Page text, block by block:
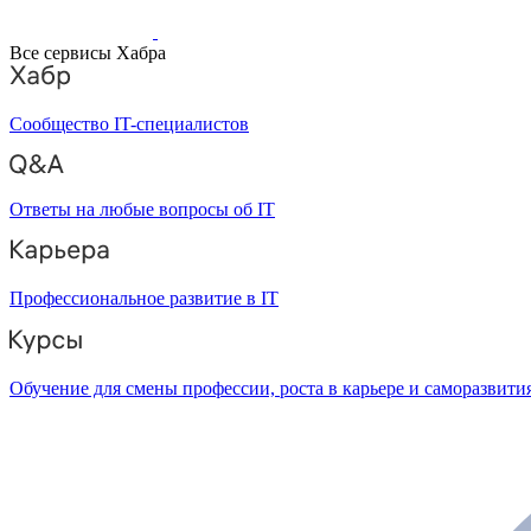
Все сервисы Хабра
Сообщество IT-специалистов
Ответы на любые вопросы об IT
Профессиональное развитие в IT
Обучение для смены профессии, роста в карьере и